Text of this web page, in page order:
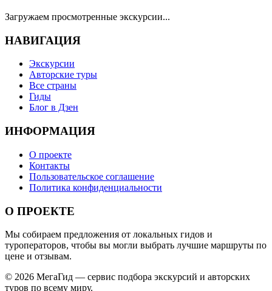
Загружаем просмотренные экскурсии...
НАВИГАЦИЯ
Экскурсии
Авторские туры
Все страны
Гиды
Блог в Дзен
ИНФОРМАЦИЯ
О проекте
Контакты
Пользовательское соглашение
Политика конфиденциальности
О ПРОЕКТЕ
Мы собираем предложения от локальных гидов и
туроператоров, чтобы вы могли выбрать лучшие маршруты по
цене и отзывам.
© 2026 МегаГид — сервис подбора экскурсий и авторских
туров по всему миру.